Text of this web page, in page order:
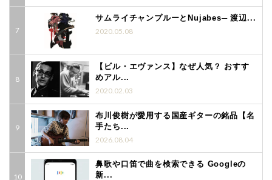
サムライチャンプルーとNujabes─ 渡辺...
2020.05.08
【ビル・エヴァンス】なぜ人気？ おすす
めアル...
2020.02.03
布川俊樹が愛用する国産ギターの銘品【名
手たち...
2026.08.04
鼻歌や口笛で曲を検索できる Googleの
新...